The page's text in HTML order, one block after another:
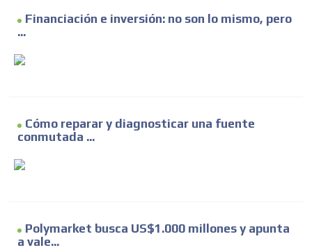
Financiación e inversión: no son lo mismo, pero
...
Cómo reparar y diagnosticar una fuente
conmutada ...
Polymarket busca US$1.000 millones y apunta
a vale...